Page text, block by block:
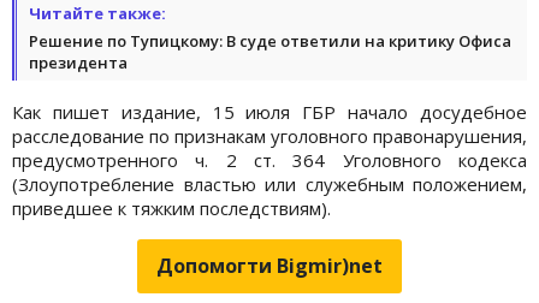
Читайте также:
Решение по Тупицкому: В суде ответили на критику Офиса
президента
Как пишет издание, 15 июля ГБР начало досудебное
расследование по признакам уголовного правонарушения,
предусмотренного ч. 2 ст. 364 Уголовного кодекса
(Злоупотребление властью или служебным положением,
приведшее к тяжким последствиям).
Допомогти Bigmir)net